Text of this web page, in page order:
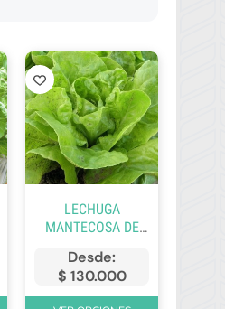
LECHUGA
MANTECOSA DE
Desde:
$ 130.000
Este